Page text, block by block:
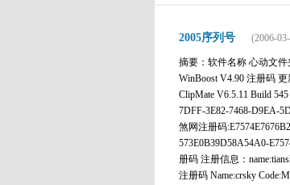
2005序列号 (2006-
摘要：软件名称 心动文件
WinBoost V4.90 注册码 更
ClipMate V6.5.11 Build
7DFF-3E82-7468-D9EA-
煞网注册码
573E0B39D58A54A0-
册码 注册信息：
注册码 Name:crsky